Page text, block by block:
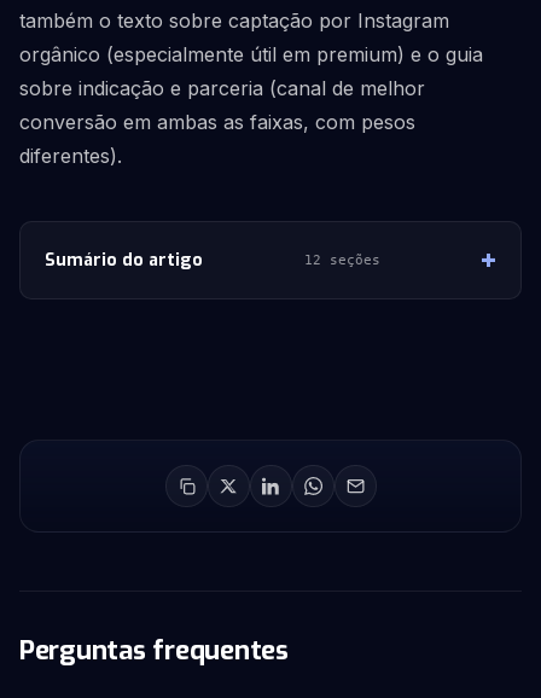
também o texto sobre captação por Instagram
orgânico (especialmente útil em premium) e o guia
sobre indicação e parceria (canal de melhor
conversão em ambas as faixas, com pesos
diferentes).
Sumário do artigo 12 seções
Perguntas frequentes